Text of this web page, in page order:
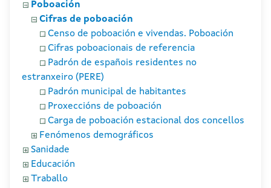
Poboación
Cifras de poboación
Censo de poboación e vivendas. Poboación
Cifras poboacionais de referencia
Padrón de españois residentes no
estranxeiro (PERE)
Padrón municipal de habitantes
Proxeccións de poboación
Carga de poboación estacional dos concellos
Fenómenos demográficos
Sanidade
Educación
Traballo